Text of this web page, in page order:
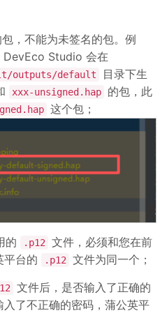
，不能为未签名的包。例
DevEco Studio 会在
outputs/default
目录下生
xxx-unsigned.hap
的包，此
这个包；
的 .p12 文件，必须和您在前
平台的
.p12 文件为同一个；
文件后，是否输入了正确的
了不正确的密码，蒲公英平